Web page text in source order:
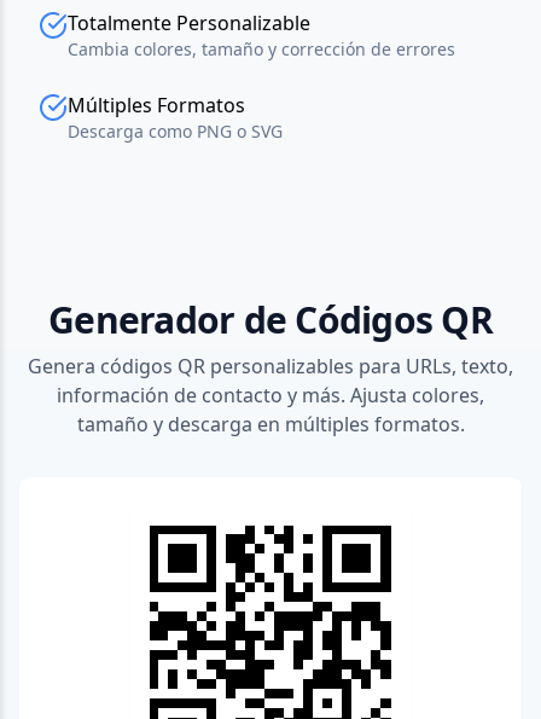
Totalmente Personalizable
Cambia colores, tamaño y corrección de errores
Múltiples Formatos
Descarga como PNG o SVG
Generador de Códigos QR
Genera códigos QR personalizables para URLs, texto,
información de contacto y más. Ajusta colores,
tamaño y descarga en múltiples formatos.